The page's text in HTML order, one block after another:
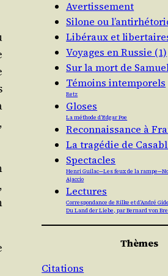
Avertissement
Silone ou
Libéraux et
Voyages en Russie (1)
Sur la mort de
Témoins intemporels
Retz
Gloses
La méthode d’Edgar Poe
Reconnaissance à
La tragédie de
Spectacles
Henri Guilac — Les feux de la rampe —
Ajaccio
Lectures
Correspondance de Rilke et d’André
Du Land der Liebe, par Bernard von
Thèmes
Citations